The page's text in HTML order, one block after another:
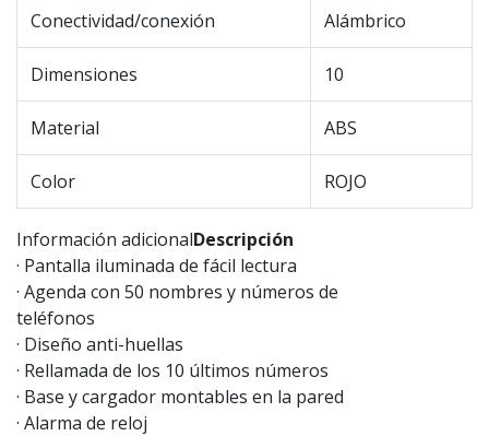
Conectividad/conexión Alámbrico
Dimensiones 10
Material ABS
Color ROJO
Información adicionalDescripción
· Pantalla iluminada de fácil lectura
· Agenda con 50 nombres y números de
teléfonos
· Diseño anti-huellas
· Rellamada de los 10 últimos números
· Base y cargador montables en la pared
· Alarma de reloj